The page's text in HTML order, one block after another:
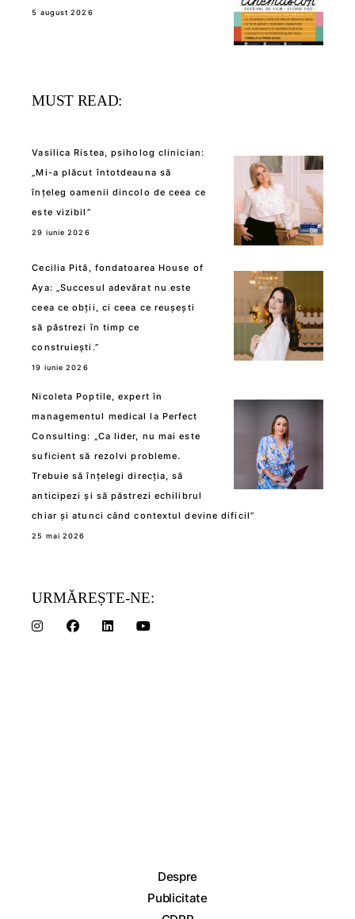
5 august 2026
MUST READ:
Vasilica Ristea, psiholog clinician:
„Mi-a plăcut întotdeauna să
înțeleg oamenii dincolo de ceea ce
este vizibil”
29 iunie 2026
Cecilia Pită, fondatoarea House of
Aya: „Succesul adevărat nu este
ceea ce obții, ci ceea ce reușești
să păstrezi în timp ce
construiești.”
19 iunie 2026
Nicoleta Poptile, expert în
managementul medical la Perfect
Consulting: „Ca lider, nu mai este
suficient să rezolvi probleme.
Trebuie să înțelegi direcția, să
anticipezi și să păstrezi echilibrul
chiar și atunci când contextul devine dificil”
25 mai 2026
URMĂREȘTE-NE:
Despre
Publicitate